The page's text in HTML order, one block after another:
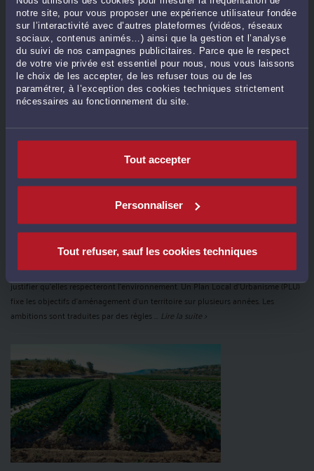
notre site, pour vous proposer une expérience utilisateur fondée
sur l’interactivité avec d’autres plateformes (vidéos, réseaux
sociaux, contenus animés…) ainsi que la gestion et l’analyse
du suivi de nos campagnes publicitaires. Parce que le respect
de votre vie privée est essentiel pour nous, nous vous laissons
le choix de les accepter, de les refuser tous ou de les
paramétrer, à l’exception des cookies techniques strictement
nécessaires au fonctionnement du site.
Tout accepter
Personnaliser
Tout refuser, sauf les cookies techniques
général. Le juge vérifie la légalité et l’avancement de l’opération envisagée par la
Ville acheteuse. Une décision du Tribunal administratif illustre le contrôle ...
la suite >
LES COLLECTIVITÉS DOIVENT PRENDRE EN COMPTE
L'ENVIRONNEMENT POUR RÉDIGER LEUR PLU
Pauline CHARDONNETle 18/07/2024
Lors de l’élaboration d’un Plan Local d'Urbanisme (PLU), les Collectivités doivent
justifier qu’elles respecteront l’environnement. Un Plan Local d’Urbanisme (PLU)
fixe les objectifs d’aménagement d’un territoire sur plusieurs années. Les
ambitions sont traduites par des règles ... Lire la suite >